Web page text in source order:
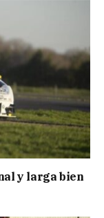
y larga bien